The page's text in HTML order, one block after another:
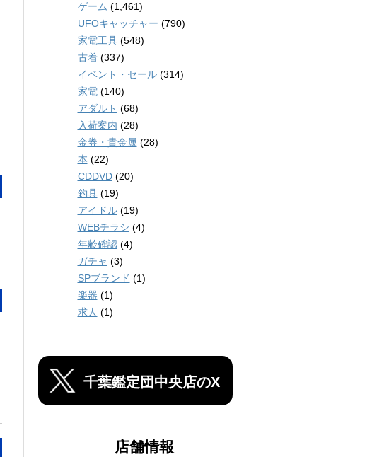
ゲーム (1,461)
UFOキャッチャー (790)
家電工具(548)
古着(337)
イベント・セール(314)
家電(140)
アダルト (68)
入荷案内 (28)
金券・貴金属 (28)
本 (22)
CDDVD(20)
釣具(19)
アイドル(19)
WEBチラシ (4)
年齢確認(4)
ガチャ (3)
SPブランド (1)
楽器 (1)
求人 (1)
千葉鑑定団中央店のX
店舗情報